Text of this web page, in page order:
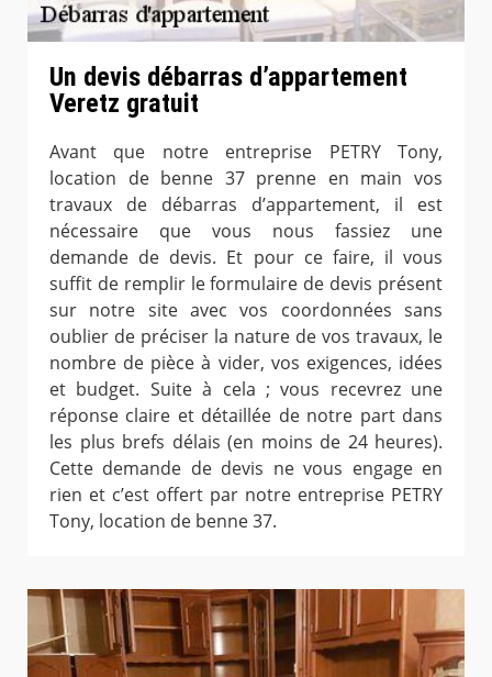
Un devis débarras d’appartement
Veretz gratuit
Avant que notre entreprise PETRY Tony,
location de benne 37 prenne en main vos
travaux de débarras d’appartement, il est
nécessaire que vous nous fassiez une
demande de devis. Et pour ce faire, il vous
suffit de remplir le formulaire de devis présent
sur notre site avec vos coordonnées sans
oublier de préciser la nature de vos travaux, le
nombre de pièce à vider, vos exigences, idées
et budget. Suite à cela ; vous recevrez une
réponse claire et détaillée de notre part dans
les plus brefs délais (en moins de 24 heures).
Cette demande de devis ne vous engage en
rien et c’est offert par notre entreprise PETRY
Tony, location de benne 37.